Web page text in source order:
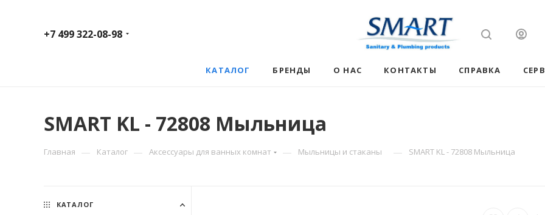
+7 499 322-08-98
КАТАЛОГ БРЕНДЫ О НАС КОНТАКТЫ СПРАВКА
SMART KL - 72808 Мыльница
Главная — Каталог — Аксессуары для ванных комнат — Мыльницы и стаканы — SMART KL - 72808 Мыльница
КАТАЛОГ